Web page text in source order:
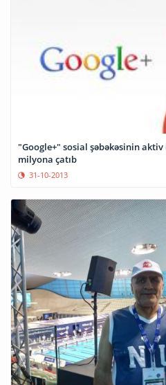
"Google+" sosial şəbəkəsinin
milyona çatıb
31-10-2013